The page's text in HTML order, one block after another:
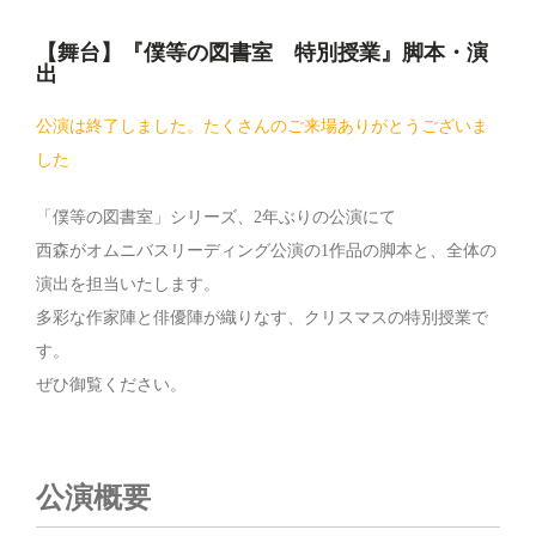
【舞台】『僕等の図書室 特別授業』脚本・演
出
公演は終了しました。たくさんのご来場ありがとうございま
した
「僕等の図書室」シリーズ、2年ぶりの公演にて
西森がオムニバスリーディング公演の1作品の脚本と、全体の
演出を担当いたします。
多彩な作家陣と俳優陣が織りなす、クリスマスの特別授業で
す。
ぜひ御覧ください。
公演概要